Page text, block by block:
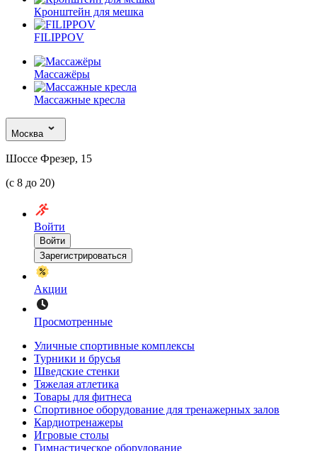
Кронштейн для мешка
FILIPPOV
Массажёры
Массажные кресла
Москва
Шоссе Фрезер, 15
(с 8 до 20)
Войти
Войти
Зарегистрироваться
Акции
Просмотренные
Уличные спортивные комплексы
Турники и брусья
Шведские стенки
Тяжелая атлетика
Товары для фитнеса
Спортивное оборудование для тренажерных залов
Кардиотренажеры
Игровые столы
Гимнастическое оборудование